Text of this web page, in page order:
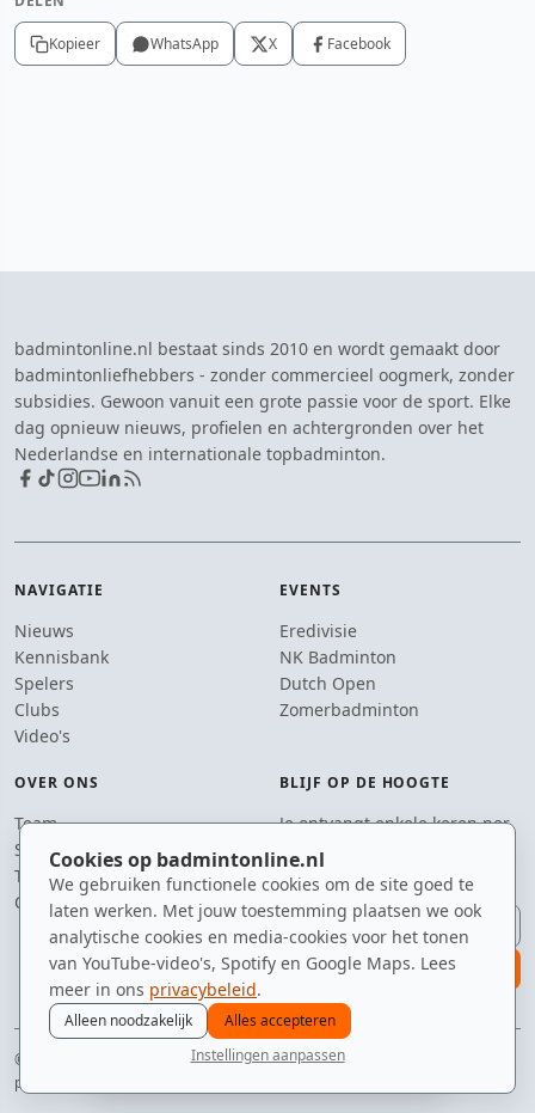
Cookies op badmintonline.nl
We gebruiken functionele cookies om de site goed te
laten werken. Met jouw toestemming plaatsen we ook
analytische cookies en media-cookies voor het tonen
van YouTube-video's, Spotify en Google Maps. Lees
meer in ons privacybeleid.
Alleen noodzakelijk
Alles accepteren
Instellingen aanpassen
Kopieer WhatsApp X Facebook
badmintonline.nl bestaat sinds 2010 en wordt gemaakt door
badmintonliefhebbers - zonder commercieel oogmerk, zonder
subsidies. Gewoon vanuit een grote passie voor de sport. Elke
dag opnieuw nieuws, profielen en achtergronden over het
Nederlandse en internationale topbadminton.
NAVIGATIE
Nieuws
Kennisbank
Spelers
Clubs
Video's
EVENTS
Eredivisie
NK Badminton
Dutch Open
Zomerbadminton
OVER ONS
Team
Supporters
Tip de redactie
Contact
BLIJF OP DE HOOGTE
Je ontvangt enkele keren per
jaar een e-mail met het
laatste badmintonnieuws.
E-mailadres
aanmelden
© 2010–2026 badmintonline.nl · 100% veren, 0% plastic
privacy
spelers ranglijst zomer